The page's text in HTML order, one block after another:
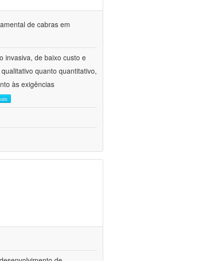
de cabras em
invasiva, de baixo custo e
quanto quantitativo,
às exigências